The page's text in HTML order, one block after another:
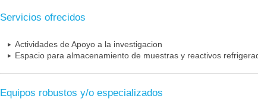
Servicios ofrecidos
Actividades de Apoyo a la investigacion
Espacio para almacenamiento de muestras y reactivos
Equipos robustos y/o especializados